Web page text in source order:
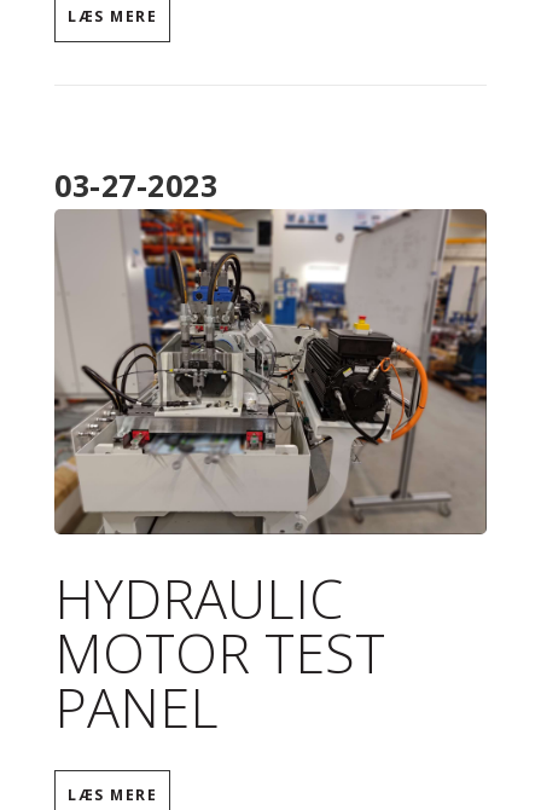
LÆS MERE
03-27-2023
WECHAT
IMAGE_20230327115653.JP
G
HYDRAULIC
MOTOR TEST
PANEL
LÆS MERE